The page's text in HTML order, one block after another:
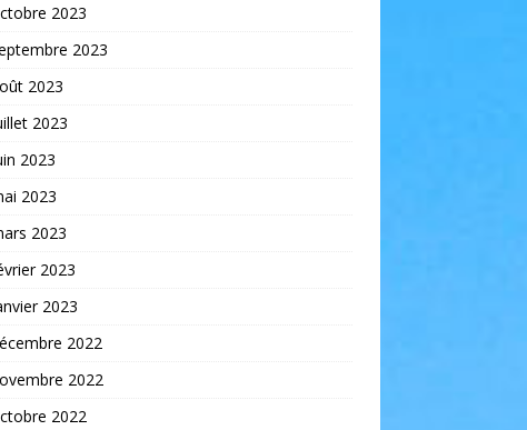
2023
2023
2023
2023
2023
2023
2023
2023
2023
2022
2022
2022